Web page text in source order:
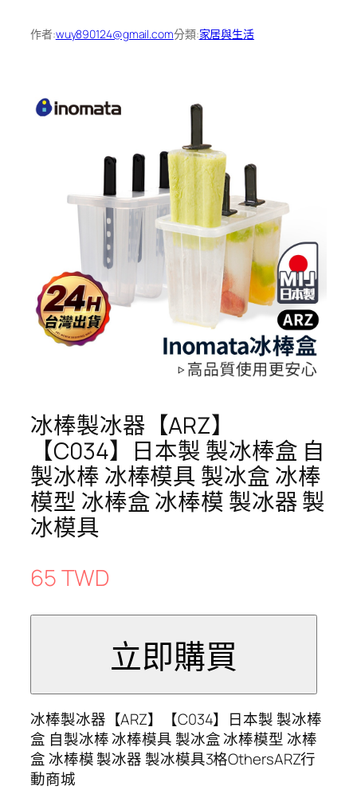
作者:wuy890124@gmail.com分類:家居與生活
冰棒製冰器【ARZ】
【C034】日本製 製冰棒盒 自
製冰棒 冰棒模具 製冰盒 冰棒
模型 冰棒盒 冰棒模 製冰器 製
冰模具
65 TWD
冰棒製冰器【ARZ】【C034】日本製 製冰棒
盒 自製冰棒 冰棒模具 製冰盒 冰棒模型 冰棒
盒 冰棒模 製冰器 製冰模具3格OthersARZ行
動商城